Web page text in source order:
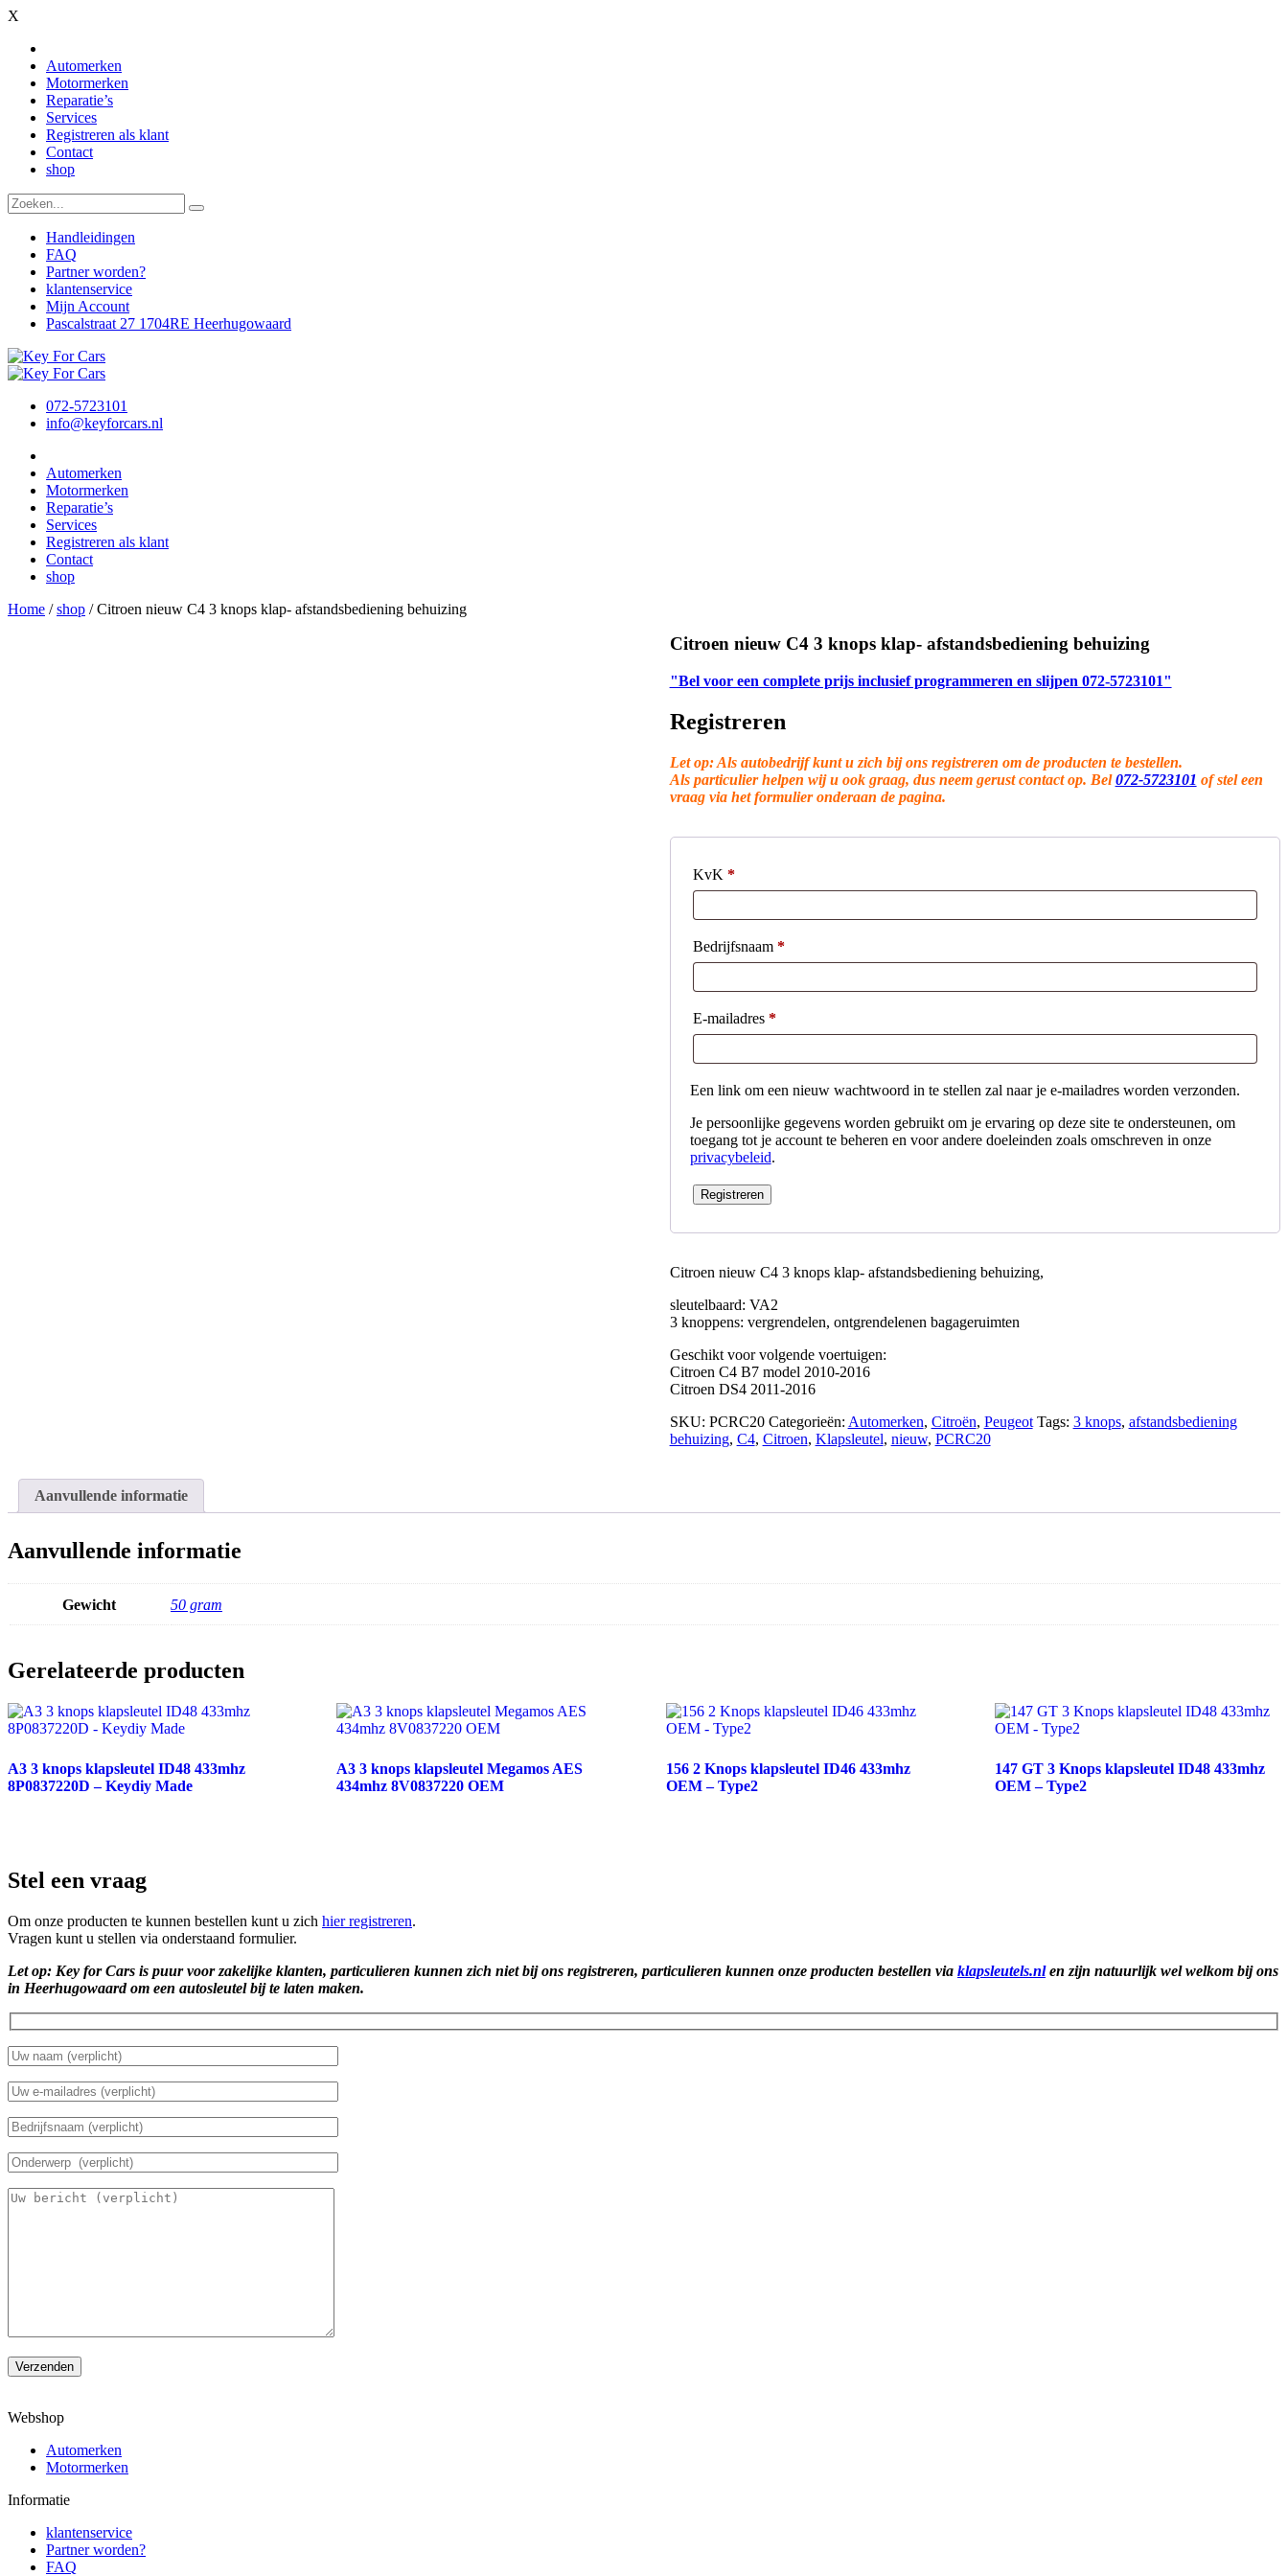
X
Automerken
Motormerken
Reparatie’s
Services
Registreren als klant
Contact
shop
Handleidingen
FAQ
Partner worden?
klantenservice
Mijn Account
Pascalstraat 27 1704RE Heerhugowaard
072-5723101
info@keyforcars.nl
Automerken
Motormerken
Reparatie’s
Services
Registreren als klant
Contact
shop
Home /shop /Citroen nieuw C4 3 knops klap- afstandsbediening behuizing
Citroen nieuw C4 3 knops klap- afstandsbediening behuizing
"Bel voor een complete prijs inclusief programmeren en slijpen 072-5723101"
Registreren
Let op: Als autobedrijf kunt u zich bij ons registreren om de producten te bestellen.
Als particulier helpen wij u ook graag, dus neem gerust contact op. Bel072-5723101 of stel een
vraag via het formulier onderaan de pagina.
KvK *
Bedrijfsnaam *
E-mailadres *
Een link om een nieuw wachtwoord in te stellen zal naar je e-mailadres worden verzonden.
Je persoonlijke gegevens worden gebruikt om je ervaring op deze site te ondersteunen, om
toegang tot je account te beheren en voor andere doeleinden zoals omschreven in onze
privacybeleid.
Registreren
Citroen nieuw C4 3 knops klap- afstandsbediening behuizing,
sleutelbaard: VA2
3 knoppens: vergrendelen, ontgrendelenen bagageruimten
Geschikt voor volgende voertuigen:
Citroen C4 B7 model 2010-2016
Citroen DS4 2011-2016
SKU: PCRC20 Categorieën: Automerken, Citroën, Peugeot Tags: 3 knops, afstandsbediening
behuizing, C4, Citroen, Klapsleutel, nieuw, PCRC20
Aanvullende informatie
Aanvullende informatie
Gewicht 50 gram
Gerelateerde producten
A3 3 knops klapsleutel ID48 433mhz
8P0837220D – Keydiy Made
A3 3 knops klapsleutel Megamos AES
434mhz 8V0837220 OEM
156 2 Knops klapsleutel ID46 433mhz
OEM – Type2
147 GT 3 Knops klapsleutel ID48 433mhz
OEM – Type2
Stel een vraag
Om onze producten te kunnen bestellen kunt u zich hier registreren.
Vragen kunt u stellen via onderstaand formulier.
Let op: Key for Cars is puur voor zakelijke klanten, particulieren kunnen zich niet bij ons registreren, particulieren kunnen onze producten bestellen via klapsleutels.nlen zijn natuurlijk wel welkom bij ons
in Heerhugowaard om een autosleutel bij te laten maken.
Verzenden
Webshop
Automerken
Motormerken
Informatie
klantenservice
Partner worden?
FAQ